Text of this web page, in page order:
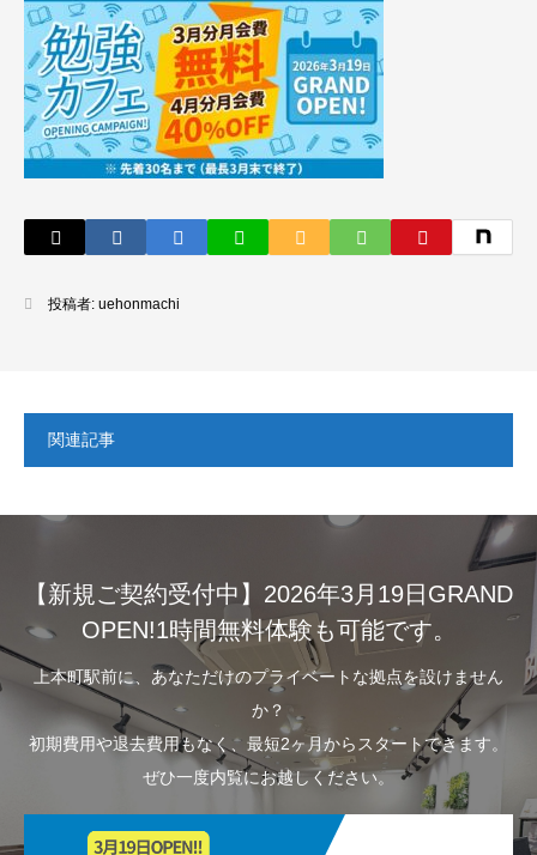
投稿者: uehonmachi
関連記事
【新規ご契約受付中】2026年3月19日GRAND
OPEN!1時間無料体験も可能です。
上本町駅前に、あなただけのプライベートな拠点を設けません
か？
初期費用や退去費用もなく、最短2ヶ月からスタートできます。
ぜひ一度内覧にお越しください。